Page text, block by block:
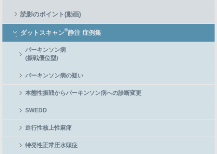
読影のポイント(動画)
ダットスキャン®静注 症例集
パーキンソン病
(振戦優位型)
パーキンソン病の疑い
本態性振戦からパーキンソン病への診断変更
SWEDD
進行性核上性麻痺
特発性正常圧水頭症